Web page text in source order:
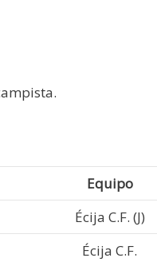
Equipo
Écija C.F. (J)
Écija C.F.